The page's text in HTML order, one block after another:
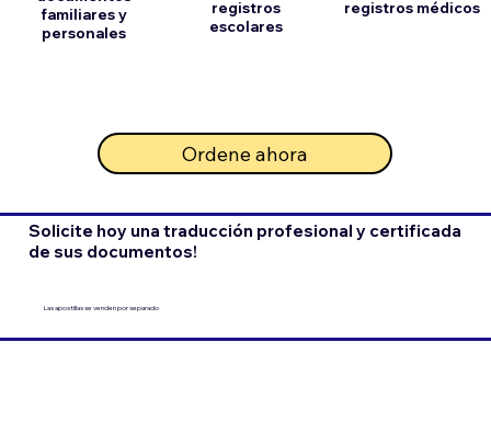
familiares y
personales
registros
escolares
Ordene ahora
registros médicos
Solicite hoy una traducción profesional y certificada
de sus documentos!
Las apostillas se venden por separado